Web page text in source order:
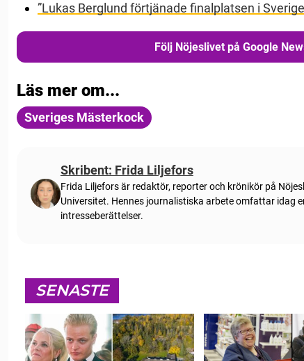
”Lukas Berglund förtjänade finalplatsen i
Följ Nöjeslivet på Google
Läs mer om...
Sveriges Mästerkock
Skribent: Frida Liljefors
Frida Liljefors är redaktör, reporter och krönikör på
Universitet. Hennes journalistiska arbete omfattar idag
intresseberättelser.
SENASTE